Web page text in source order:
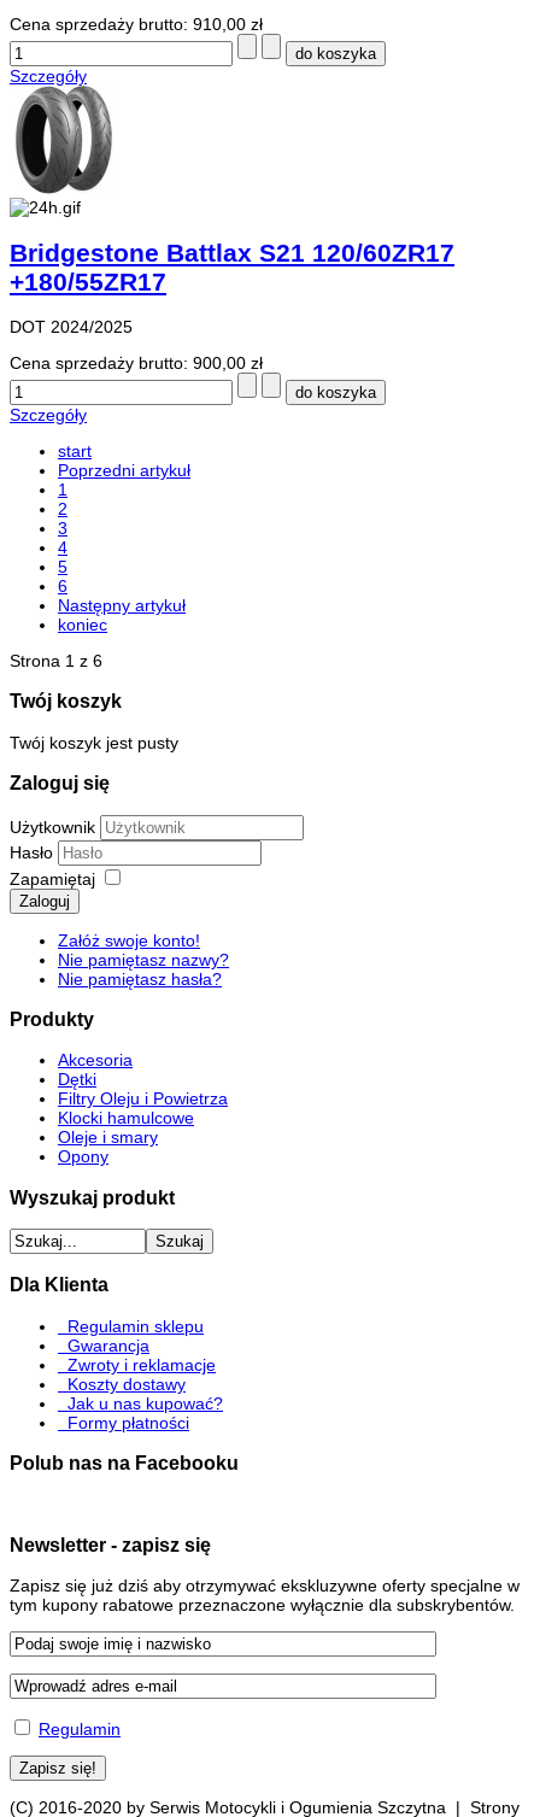
Cena sprzedaży brutto: 910,00 zł
Szczegóły
Bridgestone Battlax S21 120/60ZR17
+180/55ZR17
DOT 2024/2025
Cena sprzedaży brutto: 900,00 zł
Szczegóły
start
Poprzedni artykuł
1
2
3
4
5
6
Następny artykuł
koniec
Strona 1 z 6
Twój koszyk
Twój koszyk jest pusty
Zaloguj się
Użytkownik
Hasło
Zapamiętaj
Zaloguj
Załóż swoje konto!
Nie pamiętasz nazwy?
Nie pamiętasz hasła?
Produkty
Akcesoria
Dętki
Filtry Oleju i Powietrza
Klocki hamulcowe
Oleje i smary
Opony
Wyszukaj produkt
Dla Klienta
Regulamin sklepu
Gwarancja
Zwroty i reklamacje
Koszty dostawy
Jak u nas kupować?
Formy płatności
Polub nas na Facebooku
Newsletter - zapisz się
Zapisz się już dziś aby otrzymywać ekskluzywne oferty specjalne w
tym kupony rabatowe przeznaczone wyłącznie dla subskrybentów.
Regulamin
(C) 2016-2020 by Serwis Motocykli i Ogumienia Szczytna | Strony